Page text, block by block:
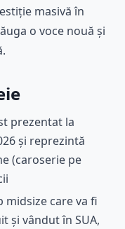
masivă în
o voce nouă și
prezentat la
și reprezintă
(caroserie pe
midsize care va fi
și vândut în SUA,